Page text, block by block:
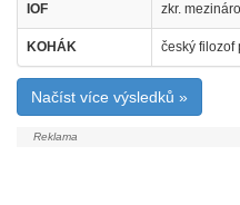
IOF zkr.
KOHÁK český filozof
Načíst více výsledků »